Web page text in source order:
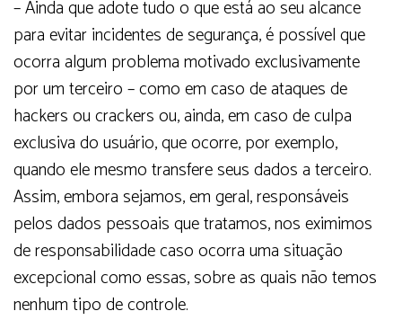
– Ainda que adote tudo o que está ao seu alcance
para evitar incidentes de segurança, é possível que
ocorra algum problema motivado exclusivamente
por um terceiro – como em caso de ataques de
hackers ou crackers ou, ainda, em caso de culpa
exclusiva do usuário, que ocorre, por exemplo,
quando ele mesmo transfere seus dados a terceiro.
Assim, embora sejamos, em geral, responsáveis
pelos dados pessoais que tratamos, nos eximimos
de responsabilidade caso ocorra uma situação
excepcional como essas, sobre as quais não temos
nenhum tipo de controle.